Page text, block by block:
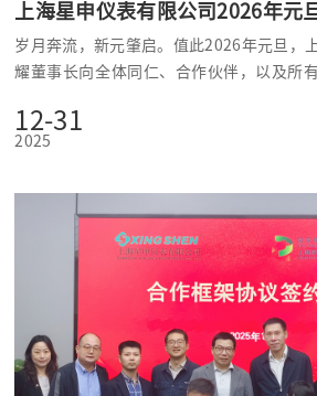
上海星申仪表有限公司2026年元
岁月奔流，新元肇启。值此2026年元旦，
耀董事长向全体同仁、合作伙伴，以及所
12-31
2025